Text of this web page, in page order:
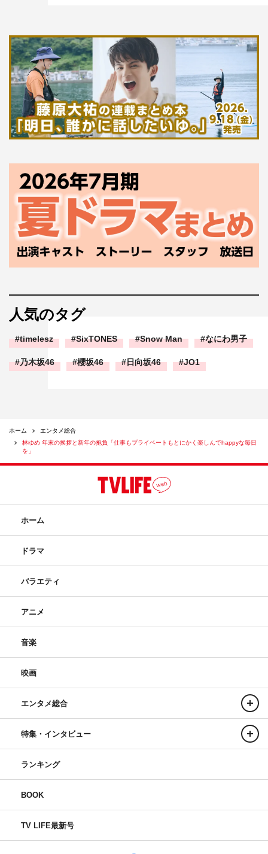
人気のタグ
timelesz SixTONES Snow Man なにわ男子
乃木坂46 櫻坂46 日向坂46 JO1
ホーム
エンタメ総合
林ゆめ 年末の挨拶と新年の抱負「仕事もプライベートもとにかく楽しんでhappyな毎日
を」
ホーム
ドラマ
バラエティ
アニメ
音楽
映画
エンタメ総合
特集・インタビュー
ランキング
BOOK
TV LIFE最新号